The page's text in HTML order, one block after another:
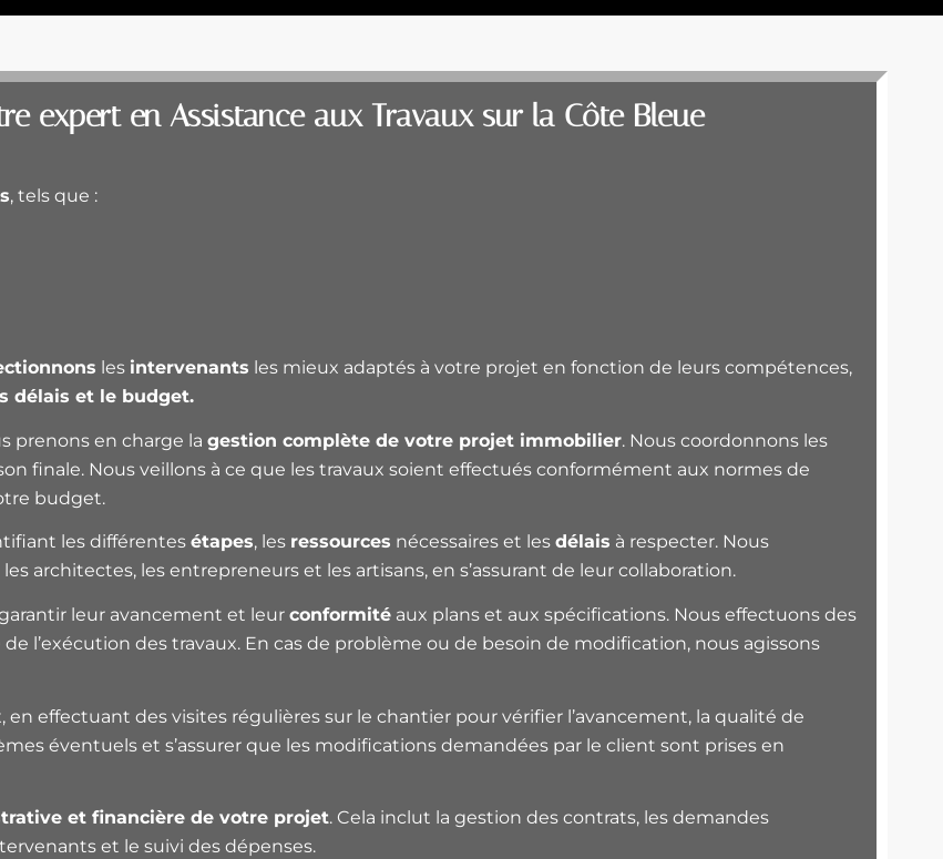
expert en Assistance aux Travaux sur la Côte Bleue
, tels que :
les intervenants les mieux adaptés à votre projet en fonction de leurs compétences,
délais et le budget.
prenons en charge la gestion complète de votre projet immobilier. Nous coordonnons les
finale. Nous veillons à ce que les travaux soient effectués conformément aux normes de
budget.
les différentes étapes, les ressources nécessaires et les délais à respecter. Nous
architectes, les entrepreneurs et les artisans, en s’assurant de leur collaboration.
leur avancement et leur conformité aux plans et aux spécifications. Nous effectuons des
l’exécution des travaux. En cas de problème ou de besoin de modification, nous agissons
en effectuant des visites régulières sur le chantier pour vérifier l’avancement, la qualité de
éventuels et s’assurer que les modifications demandées par le client sont prises en
et financière de votre projet. Cela inclut la gestion des contrats, les demandes
et le suivi des dépenses.